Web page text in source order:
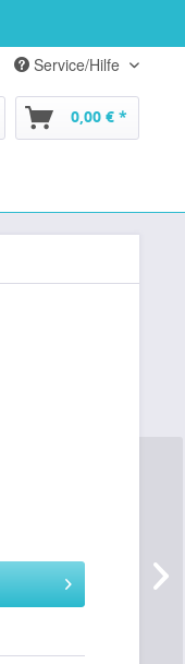
Service/Hilfe
0,00 € *